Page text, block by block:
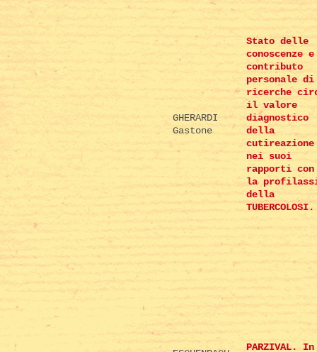
GHERARDI
Gastone
Stato delle
conoscenze e
contributo
personale di
ricerche
il valore
diagnostico
della
cutireazione
nei suoi
rapporti con
la
della
TUBERCOLOSI.
PARZIVAL. In